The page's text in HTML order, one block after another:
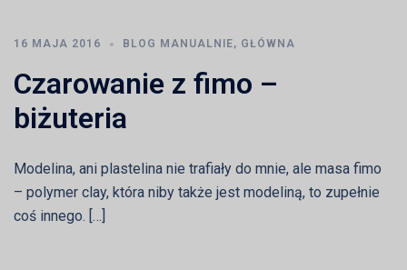
16 MAJA 2016 BLOG MANUALNIE, GŁÓWNA
Czarowanie z fimo –
biżuteria
Modelina, ani plastelina nie trafiały do mnie, ale masa fimo
– polymer clay, która niby także jest modeliną, to zupełnie
coś innego. […]